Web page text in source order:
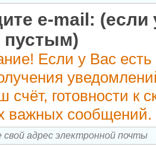
e-mail: (если
пустым)
Если у Вас
счёт, готовности к
важных сообщений.